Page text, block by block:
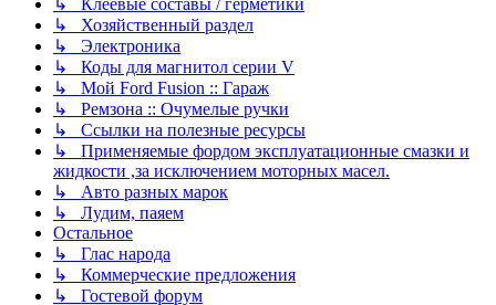
↳ Клеевые составы / герметики
↳ Хозяйственный раздел
↳ Электроника
↳ Коды для магнитол серии V
↳ Мой Ford Fusion :: Гараж
↳ Ремзона :: Очумелые ручки
↳ Ссылки на полезные ресурсы
↳ Применяемые фордом эксплуатационные смазки и
жидкости ,за исключением моторных масел.
↳ Авто разных марок
↳ Лудим, паяем
Остальное
↳ Глас народа
↳ Коммерческие предложения
↳ Гостевой форум